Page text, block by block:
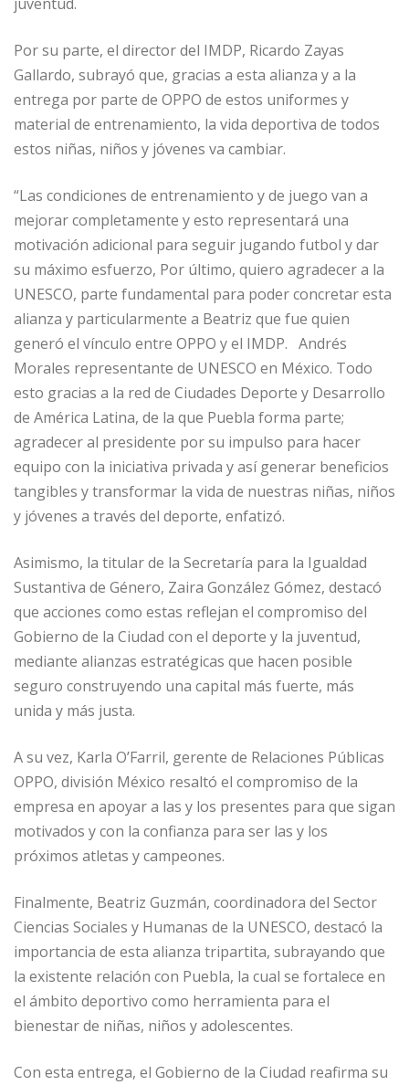
Por su parte, el director del IMDP, Ricardo Zayas
Gallardo, subrayó que, gracias a esta alianza y a la
entrega por parte de OPPO de estos uniformes y
material de entrenamiento, la vida deportiva de todos
estos niñas, niños y jóvenes va cambiar.
“Las condiciones de entrenamiento y de juego van a
mejorar completamente y esto representará una
motivación adicional para seguir jugando futbol y dar
su máximo esfuerzo, Por último, quiero agradecer a la
UNESCO, parte fundamental para poder concretar esta
alianza y particularmente a Beatriz que fue quien
generó el vínculo entre OPPO y el IMDP. Andrés
Morales representante de UNESCO en México. Todo
esto gracias a la red de Ciudades Deporte y Desarrollo
de América Latina, de la que Puebla forma parte;
agradecer al presidente por su impulso para hacer
equipo con la iniciativa privada y así generar beneficios
tangibles y transformar la vida de nuestras niñas, niños
y jóvenes a través del deporte, enfatizó.
Asimismo, la titular de la Secretaría para la Igualdad
Sustantiva de Género, Zaira González Gómez, destacó
que acciones como estas reflejan el compromiso del
Gobierno de la Ciudad con el deporte y la juventud,
mediante alianzas estratégicas que hacen posible
seguro construyendo una capital más fuerte, más
unida y más justa.
A su vez, Karla O’Farril, gerente de Relaciones Públicas
OPPO, división México resaltó el compromiso de la
empresa en apoyar a las y los presentes para que sigan
motivados y con la confianza para ser las y los
próximos atletas y campeones.
Finalmente, Beatriz Guzmán, coordinadora del Sector
Ciencias Sociales y Humanas de la UNESCO, destacó la
importancia de esta alianza tripartita, subrayando que
la existente relación con Puebla, la cual se fortalece en
el ámbito deportivo como herramienta para el
bienestar de niñas, niños y adolescentes.
Con esta entrega, el Gobierno de la Ciudad reafirma su